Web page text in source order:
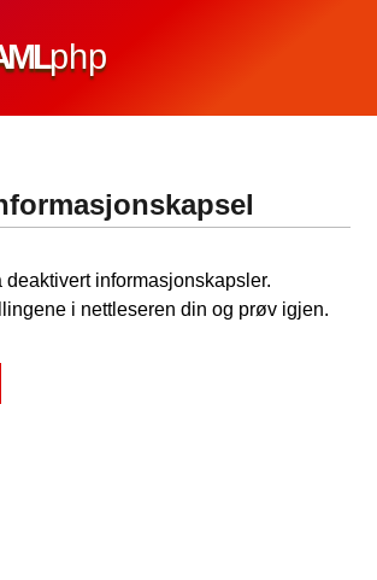
php
deaktivert informasjonskapsler.
i nettleseren din og prøv igjen.